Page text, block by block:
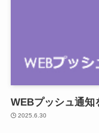
WEBプッシュ通知
2025.6.30